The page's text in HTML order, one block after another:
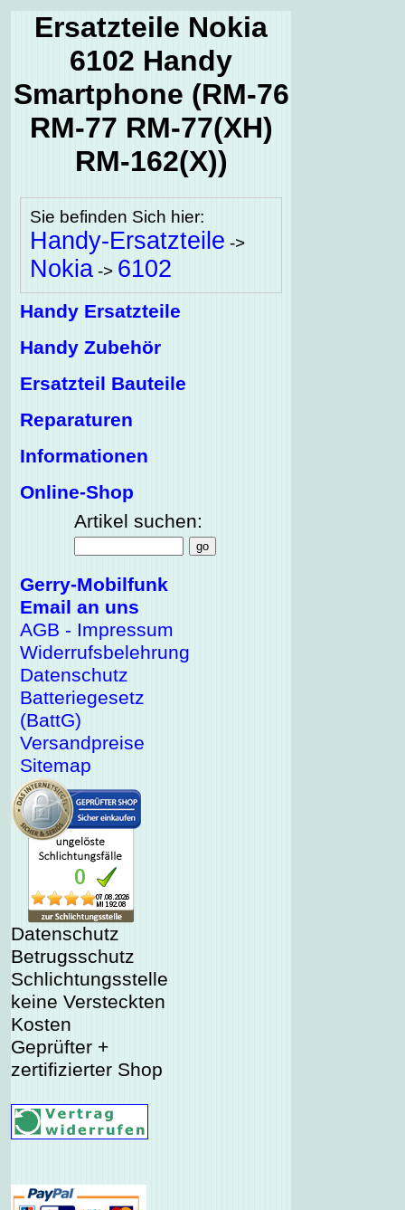
Ersatzteile Nokia
6102 Handy
Smartphone (RM-76
RM-77 RM-77(XH)
RM-162(X))
Sie befinden Sich hier:
Handy-Ersatzteile ->
Nokia -> 6102
Handy Ersatzteile
Handy Zubehör
Ersatzteil Bauteile
Reparaturen
Informationen
Online-Shop
Artikel suchen:
Gerry-Mobilfunk
Email an uns
AGB - Impressum
Widerrufsbelehrung
Datenschutz
Batteriegesetz
(BattG)
Versandpreise
Sitemap
Datenschutz
Betrugsschutz
Schlichtungsstelle
keine Versteckten
Kosten
Geprüfter +
zertifizierter Shop